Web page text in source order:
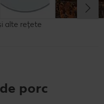
Rafinat
alte rețete
porc